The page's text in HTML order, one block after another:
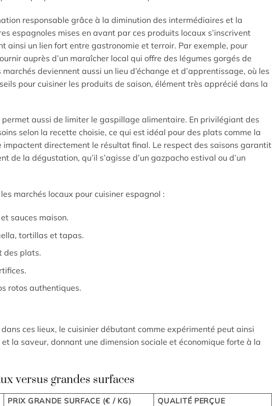
responsable grâce à la diminution des intermédiaires et la
espagnoles mises en avant par ces produits locaux s’inscrivent
un lien fort entre gastronomie et terroir. Par exemple, pour
auprès d’un maraîcher local qui offre des légumes gorgés de
deviennent aussi un lieu d’échange et d’apprentissage, où les
pour cuisiner les produits de saison, élément très apprécié dans la
aussi de limiter le gaspillage alimentaire. En privilégiant des
selon la recette choisie, ce qui est idéal pour des plats comme la
directement le résultat final. Le respect des saisons garantit
de la dégustation, qu’il s’agisse d’un gazpacho estival ou d’un
marchés locaux pour cuisiner espagnol :
sauces maison.
tortillas et tapas.
des plats.
rotos authentiques.
ces lieux, le cuisinier débutant comme expérimenté peut ainsi
la saveur, donnant une dimension sociale et économique forte à la
versus grandes surfaces
PRIX GRANDE SURFACE (€ / KG)
QUALITÉ PERÇUE